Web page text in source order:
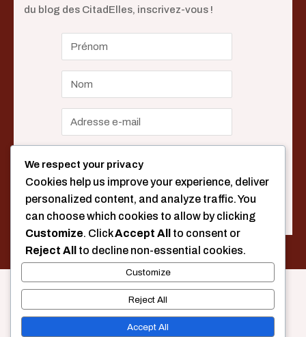
du blog des CitadElles, inscrivez-vous !
©Collectif Les CitadElles 2026
We respect your privacy
Cookies help us improve your experience, deliver
personalized content, and analyze traffic. You
can choose which cookies to allow by clicking
Customize. ClickAccept All
to consent or
Reject All
to decline non-essential cookies.
Customize
Reject All
Accept All